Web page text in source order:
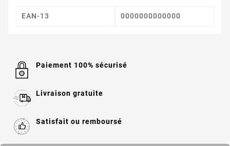
EAN-13 0000000000000
Paiement 100% sécurisé
Livraison gratuite
Satisfait ou remboursé